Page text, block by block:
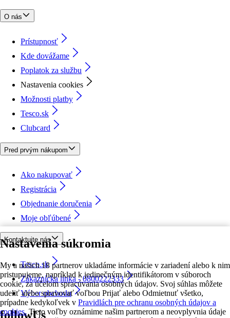
Nastavenia súkromia
My a našich 18 partnerov ukladáme informácie v zariadení alebo k nim
pristupujeme, napríklad k jedinečným identifikátorom v súboroch
cookie, za účelom spracúvania osobných údajov. Svoj súhlas môžete
udeliť alebo spravovať voľbou Prijať alebo Odmietnuť všetko,
prípadne kedykoľvek v Pravidlách pre ochranu osobných údajov a
cookies. Tieto voľby oznámime našim partnerom a neovplyvnia údaje
O nás
Prístupnosť
Kde dovážame
Poplatok za službu
Nastavenia cookies
Možnosti platby
Tesco.sk
Clubcard
Pred prvým nákupom
Ako nakupovať
Registrácia
Objednanie doručenia
Moje obľúbené
Kontaktujte nás
Tesco.sk
Zákaznícka linka - 0800222333
Výber obchodu
followUs